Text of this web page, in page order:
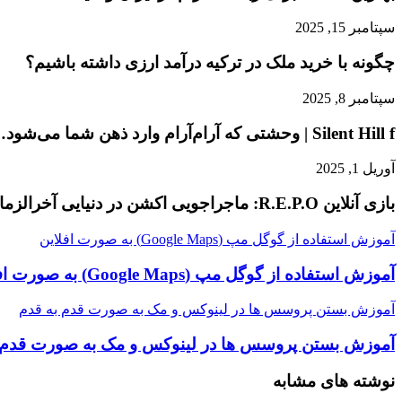
سپتامبر 15, 2025
چگونه با خرید ملک در ترکیه درآمد ارزی داشته باشیم؟
سپتامبر 8, 2025
Silent Hill f | وحشتی که آرام‌آرام وارد ذهن شما می‌شود…
آوریل 1, 2025
بازی آنلاین R.E.P.O: ماجراجویی اکشن در دنیایی آخرالزمانی!
آموزش استفاده از گوگل مپ (Google Maps) به صورت افلاین
آموزش استفاده از گوگل مپ (Google Maps) به صورت افلاین
آموزش بستن پروسس ها در لینوکس و مک به صورت قدم به قدم
آموزش بستن پروسس ها در لینوکس و مک به صورت قدم
نوشته های مشابه